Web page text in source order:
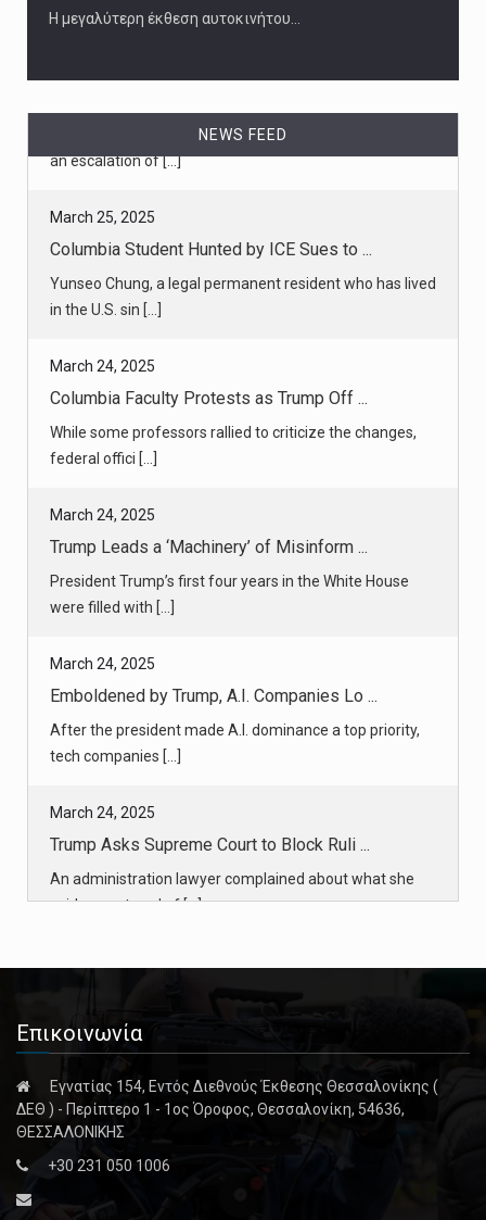
Η μεγαλύτερη έκθεση αυτοκινήτου…
NEWS FEED
Columbia Student Hunted by ICE Sues to ...
Yunseo Chung, a legal permanent resident who has lived
in the U.S. sin [...]
Columbia Faculty Protests as Trump Off ...
While some professors rallied to criticize the changes,
federal offici [...]
Trump Leads a ‘Machinery’ of Misinform ...
President Trump’s first four years in the White House
were filled with [...]
Emboldened by Trump, A.I. Companies Lo ...
After the president made A.I. dominance a top priority,
tech companies [...]
Trump Asks Supreme Court to Block Ruli ...
An administration lawyer complained about what she
said was a trend of [...]
fraud inside t [...]
March 24, 2025
Lionizing Mark Twain, Conan O’Brien Su ...
In accepting the Mark Twain Prize for American Humor,
the comedian mou [...]
Επικοινωνία
Εγνατίας 154, Εντός Διεθνούς Έκθεσης Θεσσαλονίκης (
ΔΕΘ ) - Περίπτερο 1 - 1ος Όροφος, Θεσσαλονίκη, 54636,
ΘΕΣΣΑΛΟΝΙΚΗΣ
+30 231 050 1006